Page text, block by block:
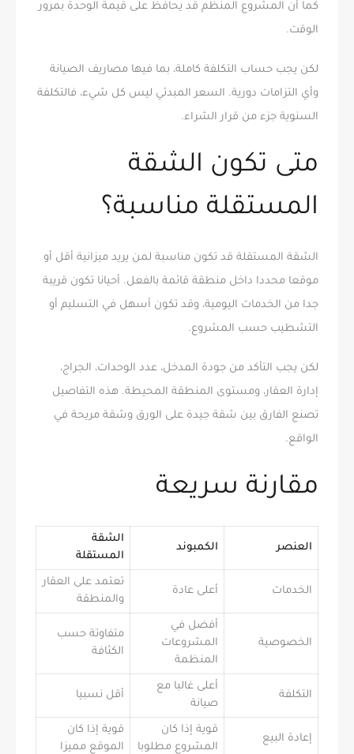
كما أن المشروع المنظم قد يحافظ على قيمة الوحدة بمرور
الوقت.
لكن يجب حساب التكلفة كاملة، بما فيها مصاريف الصيانة
وأي التزامات دورية. السعر المبدئي ليس كل شيء، فالتكلفة
السنوية جزء من قرار الشراء.
متى تكون الشقة
المستقلة مناسبة؟
الشقة المستقلة قد تكون مناسبة لمن يريد ميزانية أقل أو
موقعا محددا داخل منطقة قائمة بالفعل. أحيانا تكون قريبة
جدا من الخدمات اليومية، وقد تكون أسهل في التسليم أو
التشطيب حسب المشروع.
لكن يجب التأكد من جودة المدخل، عدد الوحدات، الجراج،
إدارة العقار، ومستوى المنطقة المحيطة. هذه التفاصيل
تصنع الفارق بين شقة جيدة على الورق وشقة مريحة في
الواقع.
مقارنة سريعة
العنصر الكمبوند
الشقة
المستقلة
الخدمات أعلى عادة
تعتمد على العقار
والمنطقة
الخصوصية
أفضل في
المشروعات
المنظمة
متفاوتة حسب
الكثافة
التكلفة
أعلى غالبا مع
صيانة
أقل نسبيا
إعادة البيع
قوية إذا كان
المشروع مطلوبا
قوية إذا كان
الموقع مميزا